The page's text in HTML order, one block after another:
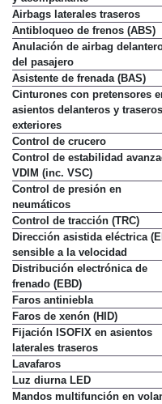
Airbags laterales traseros
Antibloqueo de frenos (ABS)
Anulación de airbag
del pasajero
Asistente de frenada (BAS)
Cinturones con pretensores
asientos delanteros y traseros
exteriores
Control de crucero
Control de estabilidad
VDIM (inc. VSC)
Control de presión en
neumáticos
Control de tracción (TRC)
Dirección asistida eléctrica
sensible a la velocidad
Distribución electrónica de
frenado (EBD)
Faros antiniebla
Faros de xenón (HID)
Fijación ISOFIX en asientos
laterales traseros
Lavafaros
Luz diurna LED
Mandos multifunción en